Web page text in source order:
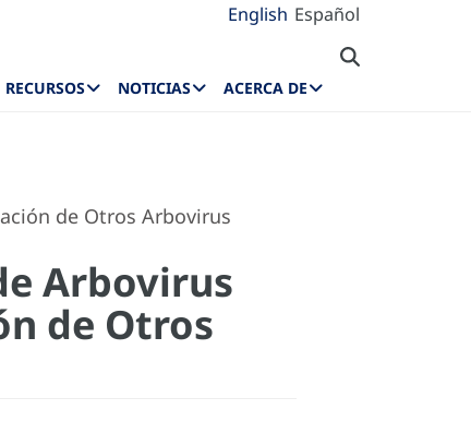
English Español
RECURSOS NOTICIAS ACERCA DE
de Otros Arbovirus
Arbovirus
de Otros